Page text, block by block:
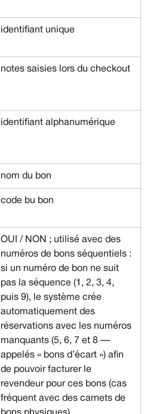
identifiant unique
notes saisies lors du checkout
identifiant alphanumérique
nom du bon
code bu bon
OUI / NON ; utilisé avec des
numéros de bons séquentiels :
si un numéro de bon ne suit
pas la séquence (1, 2, 3, 4,
puis 9), le système crée
automatiquement des
réservations avec les numéros
manquants (5, 6, 7 et 8 —
appelés « bons d’écart ») afin
de pouvoir facturer le
revendeur pour ces bons (cas
fréquent avec des carnets de